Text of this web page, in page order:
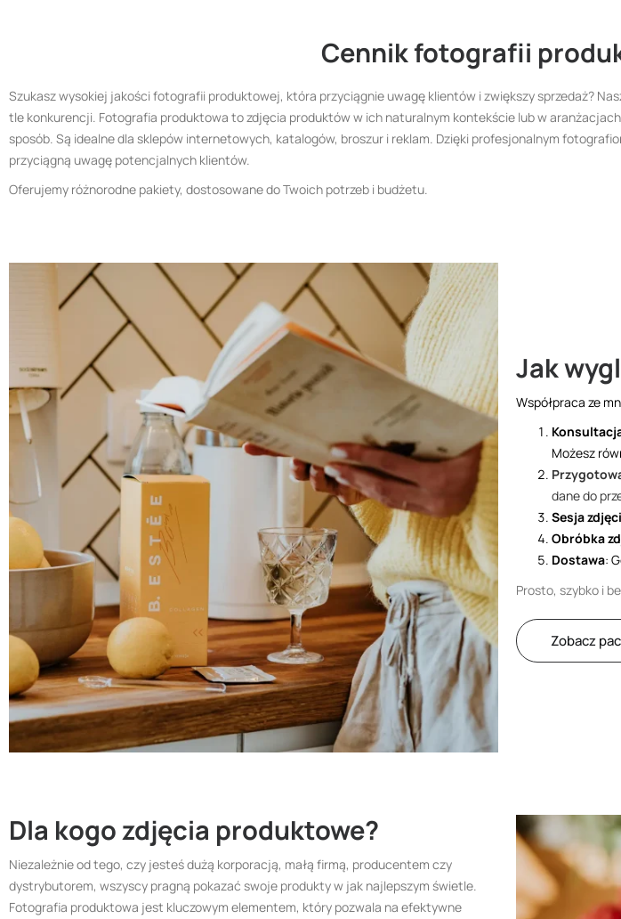
Cennik fotografii
Szukasz wysokiej jakości fotografii produktowej, która przyciągnie uwagę klientów i zwiększy sprzedaż?
tle konkurencji. Fotografia produktowa to zdjęcia produktów w ich naturalnym kontekście lub w
sposób. Są idealne dla sklepów internetowych, katalogów, broszur i reklam. Dzięki profesjonalnym
przyciągną uwagę potencjalnych klientów.
Oferujemy różnorodne pakiety, dostosowane do Twoich potrzeb i budżetu.
Jak
Współpraca ze
Możesz
dane do
Sesja
Obróbka
Dostawa:
Prosto, szybko i
Zobacz
Dla kogo zdjęcia produktowe?
Niezależnie od tego, czy jesteś dużą korporacją, małą firmą, producentem czy
dystrybutorem, wszyscy pragną pokazać swoje produkty w jak najlepszym świetle.
Fotografia produktowa jest kluczowym elementem, który pozwala na efektywne